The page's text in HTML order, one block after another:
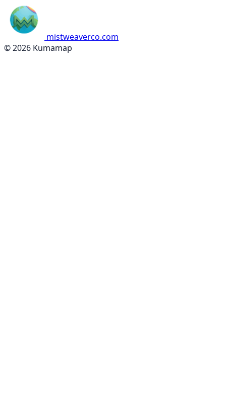
mistweaverco.com
© 2026 Kumamap